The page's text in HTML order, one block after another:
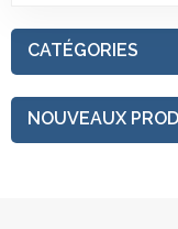
CATÉGORIES
NOUVEAUX